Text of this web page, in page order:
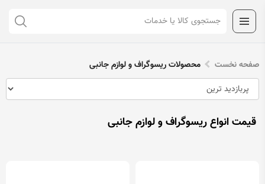
صفحه نخست محصولات ریسوگراف و لوازم جانبی
قیمت انواع ریسوگراف و لوازم جانبی